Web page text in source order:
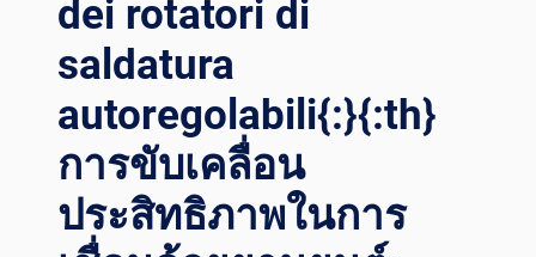
dei rotatori di
saldatura
autoregolabili{:}{:th}
การขับเคลื่อน
ประสิทธิภาพในการ